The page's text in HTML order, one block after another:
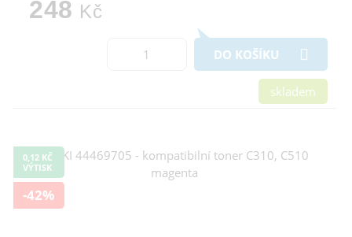
248 Kč
DO KOŠÍKU
skladem
0,12 KČ
VÝTISK
-42%